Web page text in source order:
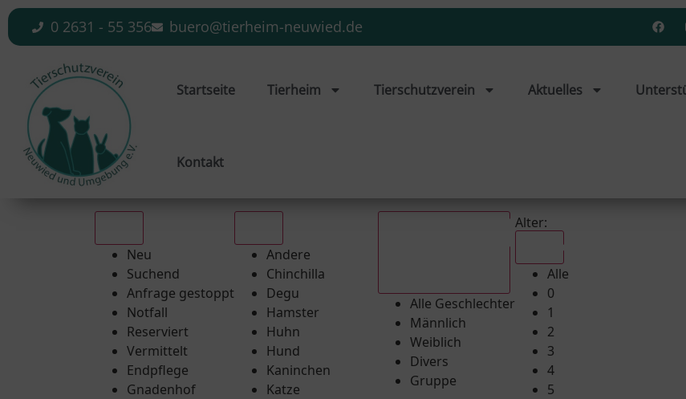
0 2631 - 55 356 buero@tierheim-neuwied.de
Startseite Tierheim Tierschutzverein Aktuelles
Kontakt
Neu
Suchend
Anfrage gestoppt
Notfall
Reserviert
Vermittelt
Endpflege
Gnadenhof
Andere
Chinchilla
Degu
Hamster
Huhn
Hund
Kaninchen
Katze
Alle Geschlechter
Männlich
Weiblich
Divers
Gruppe
Alter:
Alle
0
1
2
3
4
5